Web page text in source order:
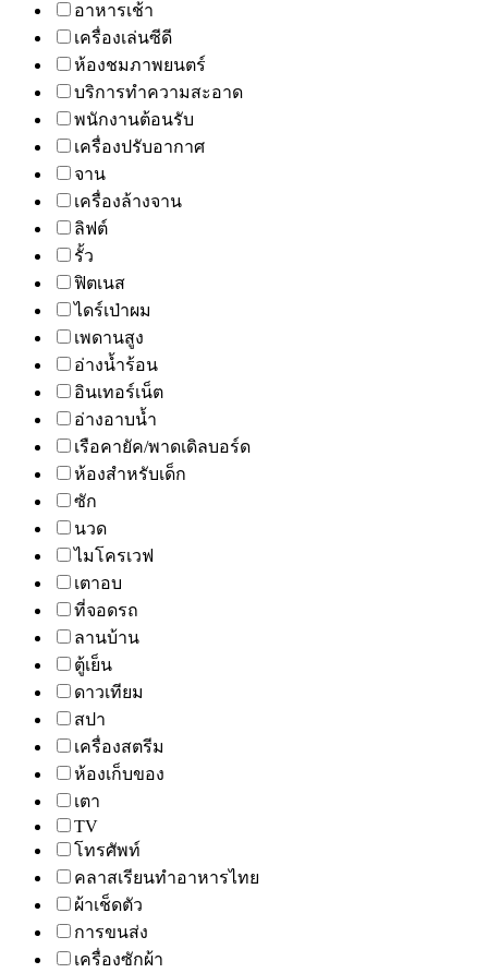
อาหารเช้า
เครื่องเล่นซีดี
ห้องชมภาพยนตร์
บริการทำความสะอาด
พนักงานต้อนรับ
เครื่องปรับอากาศ
จาน
เครื่องล้างจาน
ลิฟต์
รั้ว
ฟิตเนส
ไดร์เป่าผม
เพดานสูง
อ่างน้ำร้อน
อินเทอร์เน็ต
อ่างอาบน้ำ
เรือคายัค/พาดเดิลบอร์ด
ห้องสำหรับเด็ก
ซัก
นวด
ไมโครเวฟ
เตาอบ
ที่จอดรถ
ลานบ้าน
ตู้เย็น
ดาวเทียม
สปา
เครื่องสตรีม
ห้องเก็บของ
เตา
TV
โทรศัพท์
คลาสเรียนทำอาหารไทย
ผ้าเช็ดตัว
การขนส่ง
เครื่องซักผ้า